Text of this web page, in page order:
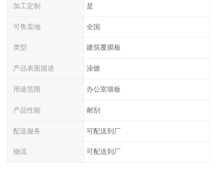
加工定制 是
可售卖地 全国
类型 建筑覆膜板
产品表面描述 涂镀
用途范围 办公室墙板
产品性能 耐刮
配送服务 可配送到厂
物流 可配送到厂